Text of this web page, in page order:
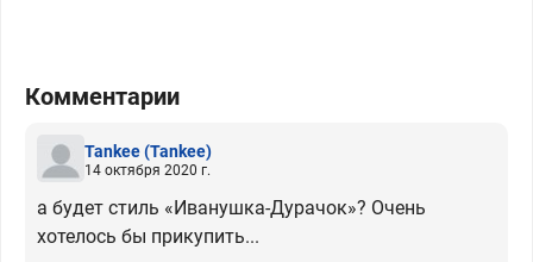
Комментарии
Tankee(Tankee)
14 октября 2020 г.
а будет стиль «Иванушка-Дурачок»? Очень
хотелось бы прикупить...